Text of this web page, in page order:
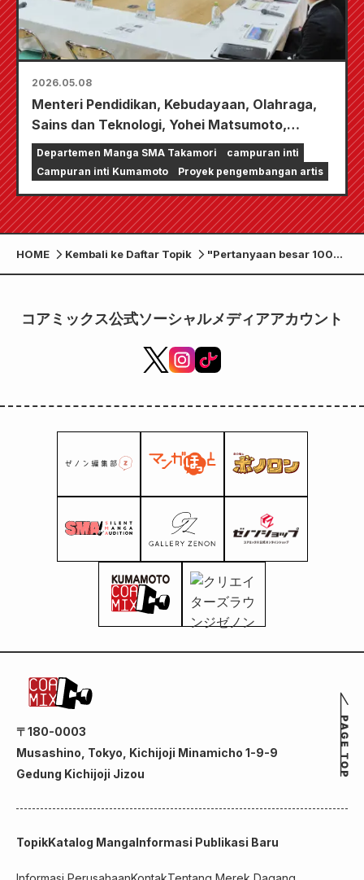
2026.05.08
Menteri Pendidikan, Kebudayaan, Olahraga,
Sains dan Teknologi, Yohei Matsumoto,
memeriksa departemen manga di SMA
Takamori.
Departemen Manga SMA Takamori
campuran inti
Campuran inti Kumamoto
Proyek pengembangan artis
HOME Kembali ke Daftar Topik
"Pertanyaan besar 100
dari proyek close-up
Klub Manga SMA
Takamori akan disiarkan!
コアミックス公式ソーシャルメディアアカウント
〒180-0003
Musashino, Tokyo, Kichijoji Minamicho 1-9-9
Gedung Kichijoji Jizou
TopikKatalog MangaInformasi Publikasi Baru